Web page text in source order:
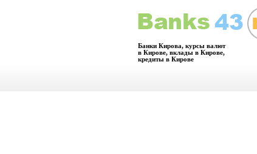
Банки Кирова, курсы валют
в Кирове, вклады в Кирове,
кредиты в Кирове